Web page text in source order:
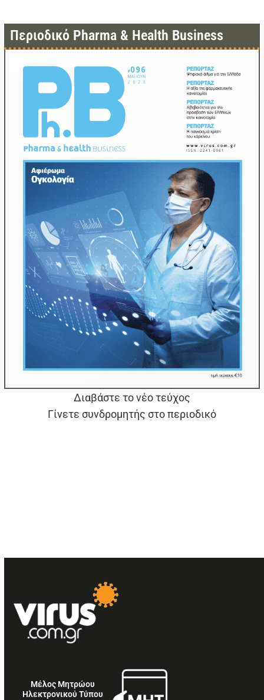
Περιοδικό Pharma & Health Business
Διαβάστε το νέο τεύχος
Γίνετε συνδρομητής στο περιοδικό
Μέλος Μητρώου
Ηλεκτρονικού Τύπου